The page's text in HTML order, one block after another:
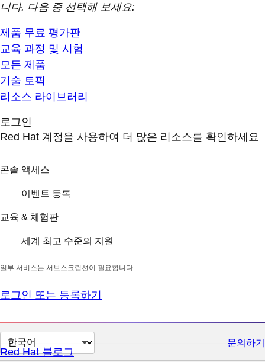
니다. 다음 중 선택해 보세요:
제품 무료 평가판
교육 과정 및 시험
모든 제품
기술 토픽
리소스 라이브러리
로그인
Red Hat 계정을 사용하여 더 많은 리소스를 확인하세요
콘솔 액세스
이벤트 등록
교육 & 체험판
세계 최고 수준의 지원
일부 서비스는 서브스크립션이 필요합니다.
로그인 또는 등록하기
페
이
문의하기
Red Hat 블로그